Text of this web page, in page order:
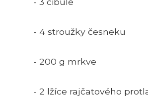
- 4 stroužky česneku
- 200 g mrkve
- 2 lžíce rajčatového